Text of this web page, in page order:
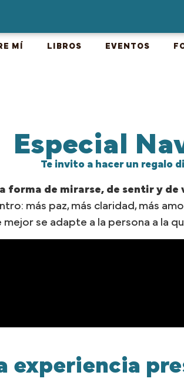
MÍ LIBROS EVENTOS
Especial
Te invito a hacer un regalo
forma de mirarse, de sentir y de
más paz, más claridad, más
se adapte a la persona a la
experiencia